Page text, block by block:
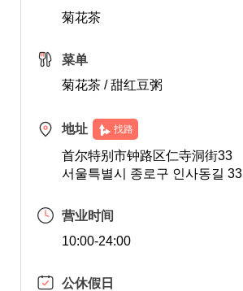
菊花茶
菜单
菊花茶 / 甜红豆粥
地址 找路
首尔特别市钟路区仁寺洞街33
서울특별시 종로구 인사동길 33
营业时间
10:00-24:00
公休假日